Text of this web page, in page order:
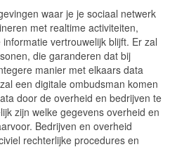
waar je je sociaal netwerk
met realtime activiteiten,
vertrouwelijk blijft. Er zal
die garanderen dat bij
manier met elkaars data
een digitale ombudsman komen
door de overheid en bedrijven te
zijn welke gegevens overheid en
Bedrijven en overheid
rechterlijke procedures en